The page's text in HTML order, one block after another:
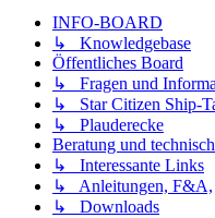
INFO-BOARD
↳ Knowledgebase
Öffentliches Board
↳ Fragen und
↳ Star Citizen Ship-
↳ Plauderecke
Beratung und
↳ Interessante Links
↳ Anleitungen, F&A,
↳ Downloads